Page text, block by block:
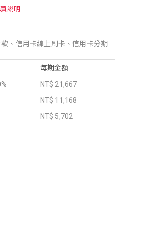
說明
、信用卡線上刷卡、信用卡分期
每期金額
NT$ 21,667
NT$ 11,168
NT$ 5,702